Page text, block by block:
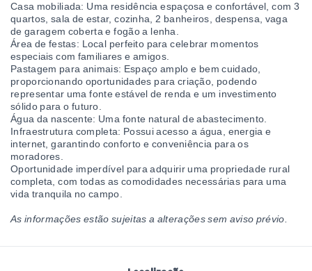
Casa mobiliada: Uma residência espaçosa e confortável, com 3
quartos, sala de estar, cozinha, 2 banheiros, despensa, vaga
de garagem coberta e fogão a lenha.
Área de festas: Local perfeito para celebrar momentos
especiais com familiares e amigos.
Pastagem para animais: Espaço amplo e bem cuidado,
proporcionando oportunidades para criação, podendo
representar uma fonte estável de renda e um investimento
sólido para o futuro.
Água da nascente: Uma fonte natural de abastecimento.
Infraestrutura completa: Possui acesso a água, energia e
internet, garantindo conforto e conveniência para os
moradores.
Oportunidade imperdível para adquirir uma propriedade rural
completa, com todas as comodidades necessárias para uma
vida tranquila no campo.
As informações estão sujeitas a alterações sem aviso prévio.